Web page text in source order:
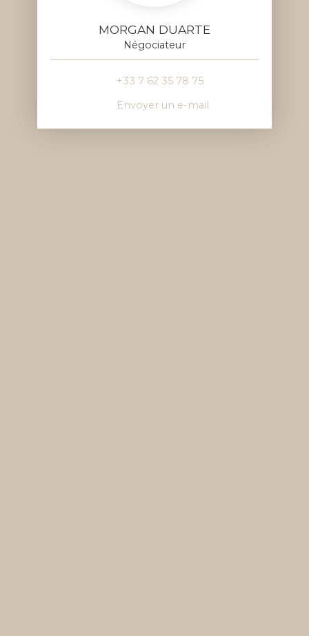
MORGAN DUARTE
Négociateur
+33 7 62 35 78 75
Envoyer un e-mail